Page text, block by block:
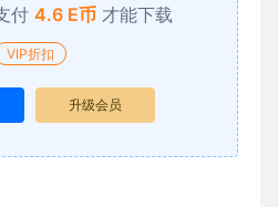
付 4.6 E币 才能下载
VIP折扣
升级会员